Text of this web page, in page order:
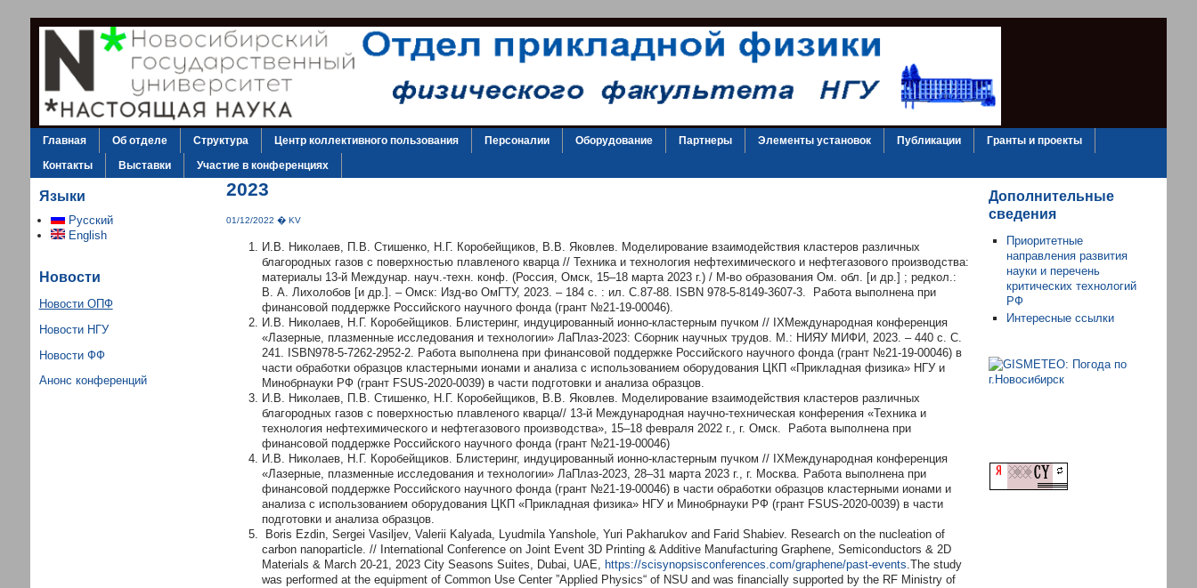
Главная Об отделе Структура Центр коллективного пользования Персоналии Оборудование Партнеры Элементы установок Публикации
Гранты и проекты
Контакты
Выставки Участие в конференциях
Языки
Русский
English
Новости
Новости ОПФ
Новости НГУ
Новости ФФ
Анонс конференций
2023
01/12/2022 � KV
И.В. Николаев, П.В. Стишенко, Н.Г. Коробейщиков, В.В. Яковлев. Моделирование взаимодействия кластеров различных
благородных газов с поверхностью плавленого кварца // Техника и технология нефтехимического и нефтегазового производства:
материалы 13-й Междунар. науч.-техн. конф. (Россия, Омск, 15–18 марта 2023 г.) / М-во образования Ом. обл. [и др.] ; редкол.:
В. А. Лихолобов [и др.]. – Омск: Изд-во ОмГТУ, 2023. – 184 с. : ил. С.87-88. ISBN 978-5-8149-3607-3. Работа выполнена при
финансовой поддержке Российского научного фонда (грант №21-19-00046).
И.В. Николаев, Н.Г. Коробейщиков. Блистеринг, индуцированный ионно-кластерным пучком // IXМеждународная конференция
«Лазерные, плазменные исследования и технологии» ЛаПлаз-2023: Сборник научных трудов. М.: НИЯУ МИФИ, 2023. – 440 с. С.
241. ISBN978-5-7262-2952-2. Работа выполнена при финансовой поддержке Российского научного фонда (грант №21-19-00046) в
части обработки образцов кластерными ионами и анализа с использованием оборудования ЦКП «Прикладная физика» НГУ и
Минобрнауки РФ (грант FSUS-2020-0039) в части подготовки и анализа образцов.
И.В. Николаев, П.В. Стишенко, Н.Г. Коробейщиков, В.В. Яковлев. Моделирование взаимодействия кластеров различных
благородных газов с поверхностью плавленого кварца// 13-й Международная научно-техническая конферения «Техника и
технология нефтехимического и нефтегазового производства», 15–18 февраля 2022 г., г. Омск. Работа выполнена при
финансовой поддержке Российского научного фонда (грант №21-19-00046)
И.В. Николаев, Н.Г. Коробейщиков. Блистеринг, индуцированный ионно-кластерным пучком // IXМеждународная конференция
«Лазерные, плазменные исследования и технологии» ЛаПлаз-2023, 28–31 марта 2023 г., г. Москва. Работа выполнена при
финансовой поддержке Российского научного фонда (грант №21-19-00046) в части обработки образцов кластерными ионами и
анализа с использованием оборудования ЦКП «Прикладная физика» НГУ и Минобрнауки РФ (грант FSUS-2020-0039) в части
подготовки и анализа образцов.
Boris Ezdin, Sergei Vasiljev, Valerii Kalyada, Lyudmila Yanshole, Yuri Pakharukov and Farid Shabiev. Research on the nucleation of
carbon nanoparticle. // International Conference on Joint Event 3D Printing & Additive Manufacturing Graphene, Semiconductors & 2D
Materials & March 20-21, 2023 City Seasons Suites, Dubai, UAE, https://scisynopsisconferences.com/graphene/past-events .The study
was performed at the equipment of Common Use Center ”Applied Physics“ of NSU and was financially supported by the RF Ministry of
Дополнительные
сведения
Приоритетные
направления развития
науки и перечень
критических технологий
РФ
Интересные ссылки